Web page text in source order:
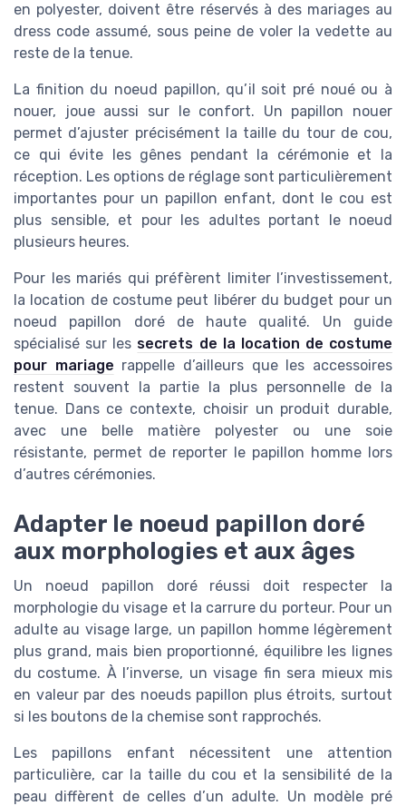
en polyester, doivent être réservés à des mariages au
dress code assumé, sous peine de voler la vedette au
reste de la tenue.
La finition du noeud papillon, qu’il soit pré noué ou à
nouer, joue aussi sur le confort. Un papillon nouer
permet d’ajuster précisément la taille du tour de cou,
ce qui évite les gênes pendant la cérémonie et la
réception. Les options de réglage sont particulièrement
importantes pour un papillon enfant, dont le cou est
plus sensible, et pour les adultes portant le noeud
plusieurs heures.
Pour les mariés qui préfèrent limiter l’investissement,
la location de costume peut libérer du budget pour un
noeud papillon doré de haute qualité. Un guide
spécialisé sur les secrets de la location de costume
pour mariage rappelle d’ailleurs que les accessoires
restent souvent la partie la plus personnelle de la
tenue. Dans ce contexte, choisir un produit durable,
avec une belle matière polyester ou une soie
résistante, permet de reporter le papillon homme lors
d’autres cérémonies.
Adapter le noeud papillon doré
aux morphologies et aux âges
Un noeud papillon doré réussi doit respecter la
morphologie du visage et la carrure du porteur. Pour un
adulte au visage large, un papillon homme légèrement
plus grand, mais bien proportionné, équilibre les lignes
du costume. À l’inverse, un visage fin sera mieux mis
en valeur par des noeuds papillon plus étroits, surtout
si les boutons de la chemise sont rapprochés.
Les papillons enfant nécessitent une attention
particulière, car la taille du cou et la sensibilité de la
peau diffèrent de celles d’un adulte. Un modèle pré